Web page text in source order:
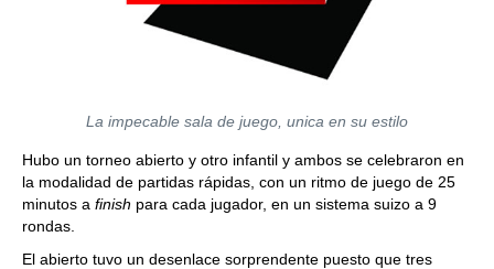
La impecable sala de juego, unica en su estilo
Hubo un torneo abierto y otro infantil y ambos se celebraron en
la modalidad de partidas rápidas, con un ritmo de juego de 25
minutos a finish para cada jugador, en un sistema suizo a 9
rondas.
El abierto tuvo un desenlace sorprendente puesto que tres